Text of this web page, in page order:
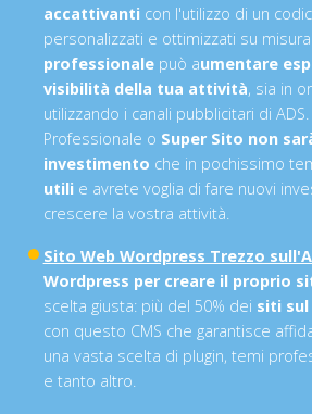
accattivanticon l'utilizzo di un
personalizzati e ottimizzati su
professionalepuò aumentare
visibilità della tua attività, sia in
utilizzando i canali pubblicitari di
Professionale o Super Sito non
investimento che in pochissimo
utili e avrete voglia di fare nuovi
crescere la vostra attività.
Sito Web Wordpress Trezzo
Wordpress per creare il proprio
scelta giusta: più del 50% dei siti sul
con questo CMS che garantisce
una vasta scelta di plugin, temi
e tanto altro.